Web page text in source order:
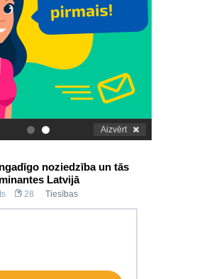
. Aizvērt
noziedzība un tās
Latvijā
28 Tiesības